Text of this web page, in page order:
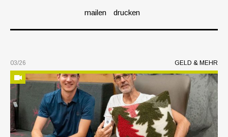
mailen drucken
GELD & MEHR
03/26